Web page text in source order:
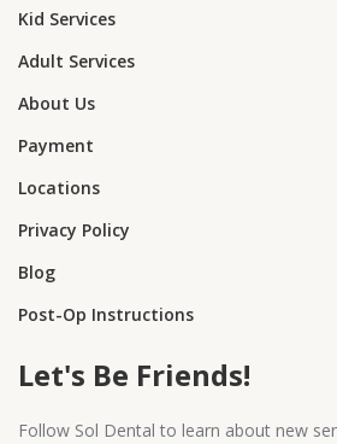
Kid Services
Adult Services
About Us
Payment
Locations
Privacy Policy
Blog
Post-Op Instructions
Let's Be Friends!
Follow Sol Dental to learn about new